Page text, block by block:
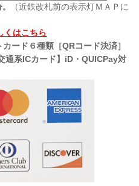
（近鉄改札前の表示灯ＭＡＰに
くはこちら
ード６種類［QRコード決済］
通系ICカード】iD・QUICPay対